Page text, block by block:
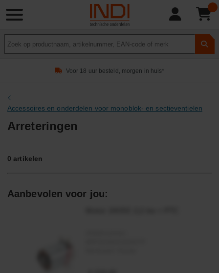
Voor 18 uur besteld, morgen in huis*
Accessoires en onderdelen voor monoblok- en sectieventielen
Arreteringen
0 artikelen
Aanbevolen voor jou: